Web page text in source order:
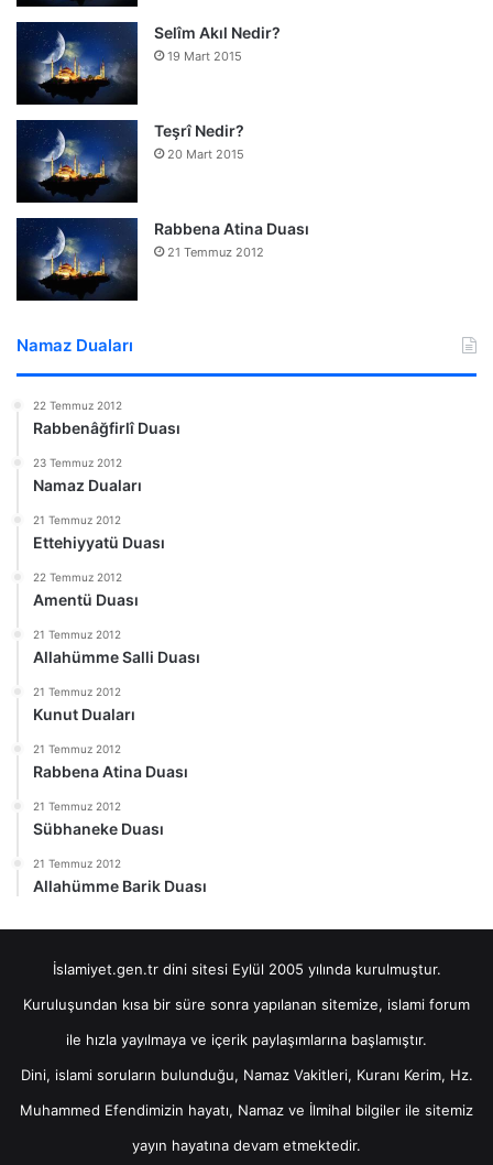
Selîm Akıl Nedir?
19 Mart 2015
Teşrî Nedir?
20 Mart 2015
Rabbena Atina Duası
21 Temmuz 2012
Namaz Duaları
22 Temmuz 2012
Rabbenâğfirlî Duası
23 Temmuz 2012
Namaz Duaları
21 Temmuz 2012
Ettehiyyatü Duası
22 Temmuz 2012
Amentü Duası
21 Temmuz 2012
Allahümme Salli Duası
21 Temmuz 2012
Kunut Duaları
21 Temmuz 2012
Rabbena Atina Duası
21 Temmuz 2012
Sübhaneke Duası
21 Temmuz 2012
Allahümme Barik Duası
İslamiyet.gen.tr dini sitesi Eylül 2005 yılında kurulmuştur.
Kuruluşundan kısa bir süre sonra yapılanan sitemize, islami forum
ile hızla yayılmaya ve içerik paylaşımlarına başlamıştır.
Dini, islami soruların bulunduğu, Namaz Vakitleri, Kuranı Kerim, Hz.
Muhammed Efendimizin hayatı, Namaz ve İlmihal bilgiler ile sitemiz
yayın hayatına devam etmektedir.